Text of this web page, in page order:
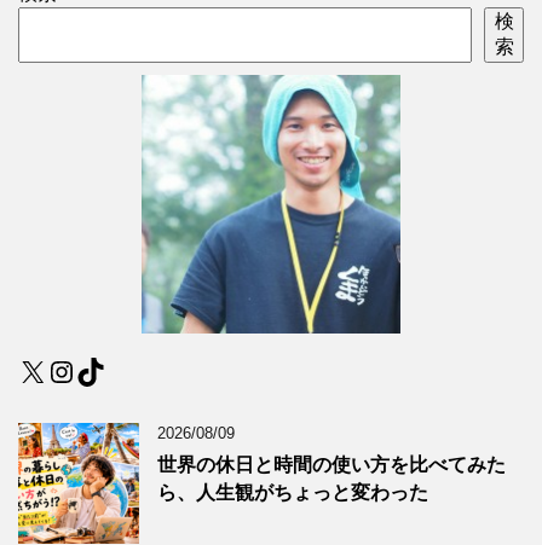
検
索
X Instagram
TikTok
2026/08/09
世界の休日と時間の使い方を比べてみた
ら、人生観がちょっと変わった